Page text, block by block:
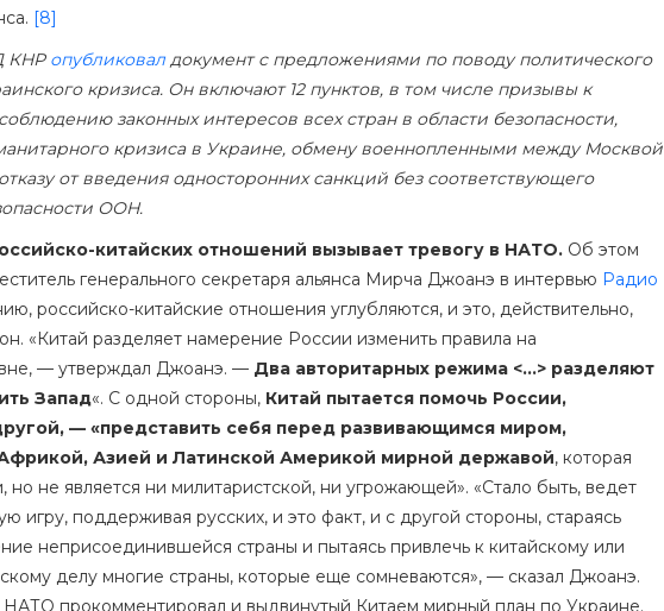
[8]
КНР опубликовал документ с предложениями по поводу политического
кризиса. Он включают 12 пунктов, в том числе призывы к
законных интересов всех стран в области безопасности,
кризиса в Украине, обмену военнопленными между Москвой
от введения односторонних санкций без соответствующего
ООН.
китайских отношений вызывает тревогу в НАТО. Об этом
генерального секретаря альянса Мирча Джоанэ в интервью Радио
российско-китайские отношения углубляются, и это, действительно,
«Китай разделяет намерение России изменить правила на
— утверждал Джоанэ. — Два авторитарных режима <…> разделяют
Запад«. С одной стороны, Китай пытается помочь России,
— «представить себя перед развивающимся миром,
Азией и Латинской Америкой мирной державой, которая
но не является ни милитаристской, ни угрожающей». «Стало быть, ведет
игру, поддерживая русских, и это факт, и с другой стороны, стараясь
неприсоединившейся страны и пытаясь привлечь к китайскому или
делу многие страны, которые еще сомневаются», — сказал Джоанэ.
НАТО прокомментировал и выдвинутый Китаем мирный план по Украине.